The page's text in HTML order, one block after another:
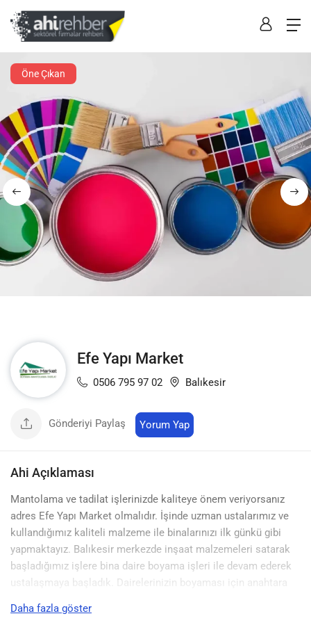
Öne Çıkan
Efe Yapı Market
0506 795 97 02 Balıkesir
Gönderiyi Paylaş Yorum Yap
Ahi Açıklaması
Mantolama ve tadilat işlerinizde kaliteye önem veriyorsanız
adres Efe Yapı Market olmalıdır. İşinde uzman ustalarımız ve
kullandığımız kaliteli malzeme ile binalarınızı ilk günkü gibi
yapmaktayız. Balıkesir merkezde inşaat malzemeleri satarak
başladığımız işlere bina daire boyama işleri ile devam ederek
ustalaşmaya başladık. Dairelerinizin boyaması için anahtara
olduk.
Daha fazla göster